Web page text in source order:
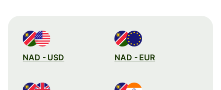
NAD - USD NAD - EUR